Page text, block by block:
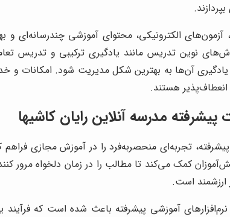
آزمون‌های الکترونیکی، محتوای آموزشی چندرسانه‌ای و
نوین تدریس مانند یادگیری ترکیبی و تدریس
آن‌ها به بهترین شکل مدیریت شود. امکانات و
هستند.
پیشرفته مدرسه آنلاین رایان کاشیها
پیشرفته، تجربه‌ای منحصربه‌فرد را در آموزش مجازی
کمک می‌کند تا مطالب را در زمان دلخواه مرور
ارزشمند است.
آموزشی پیشرفته باعث شده است که